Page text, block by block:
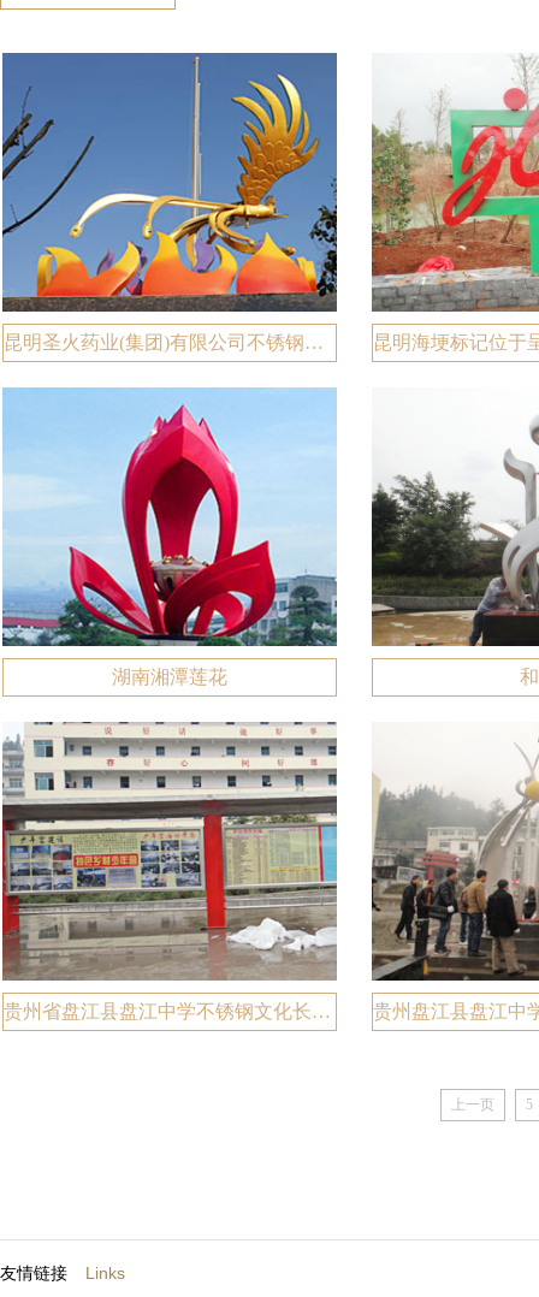
昆明圣火药业(集团)有限公司不锈钢着色凤凰雕塑工程案例
湖南湘潭莲花
贵州省盘江县盘江中学不锈钢文化长廊，长24米，高度3米，竣工时间：2012.3
上一页 5
友情链接 Links